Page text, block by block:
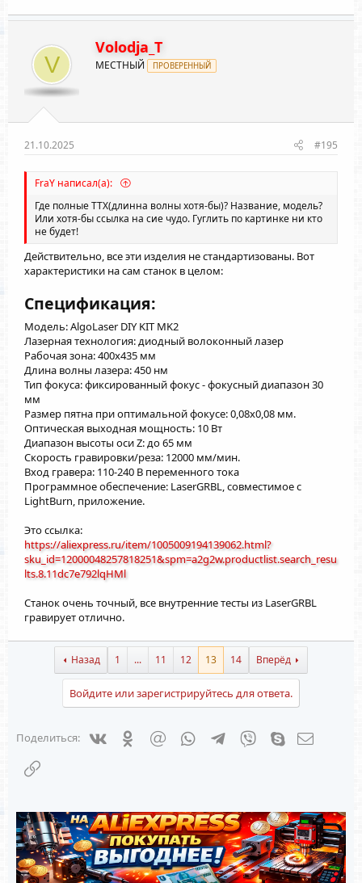
V
Volodja_T
МЕСТНЫЙ ПРОВЕРЕННЫЙ
21.10.2025 #195
FraY написал(а):
Где полные ТТХ(длинна волны хотя-бы)? Название, модель?
Или хотя-бы ссылка на сие чудо. Гуглить по картинке ни кто
не будет!
Действительно, все эти изделия не стандартизованы. Вот
характеристики на сам станок в целом:
Спецификация:
Модель: AlgoLaser DIY KIT MK2
Лазерная технология: диодный волоконный лазер
Рабочая зона: 400x435 мм
Длина волны лазера: 450 нм
Тип фокуса: фиксированный фокус - фокусный диапазон 30
мм
Размер пятна при оптимальной фокусе: 0,08x0,08 мм.
Оптическая выходная мощность: 10 Вт
Диапазон высоты оси Z: до 65 мм
Скорость гравировки/реза: 12000 мм/мин.
Вход гравера: 110-240 В переменного тока
Программное обеспечение: LaserGRBL, совместимое с
LightBurn, приложение.
Это ссылка:
https://aliexpress.ru/item/1005009194139062.html?
sku_id=12000048257818251&spm=a2g2w.productlist.search_resu
lts.8.11dc7e792lqHMl
Станок очень точный, все внутренние тесты из LaserGRBL
гравирует отлично.
Назад 1 ... 11 12 13 14 Вперёд
Войдите или зарегистрируйтесь для ответа.
Поделиться: VkontakteOdnoklassniki
Mail.ru WhatsAppTelegramViber Skype